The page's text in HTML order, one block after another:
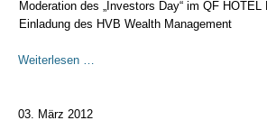
Moderation des „Investors Day“ im QF HOTEL
Einladung des HVB Wealth Management
Weiterlesen …
03. März 2012